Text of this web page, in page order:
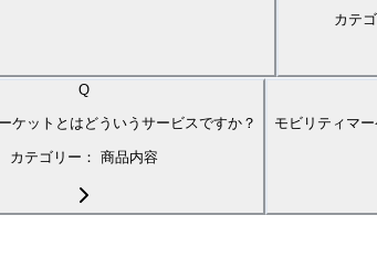
カテ
Q
ケットとはどういうサービスですか？
カテゴリー： 商品内容
モビリティマ